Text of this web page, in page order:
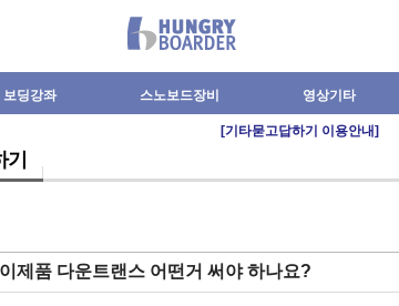
보딩강좌 스노보드장비 영상기타
[기타묻고답하기 이용안내]
제품 다운트랜스 어떤거 써야 하나요?